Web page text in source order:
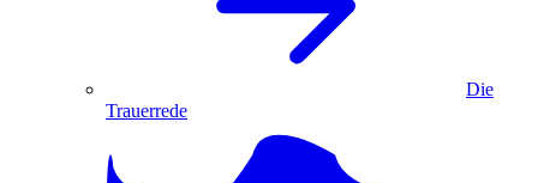
Die
Trauerrede